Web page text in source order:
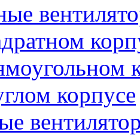
корпусе